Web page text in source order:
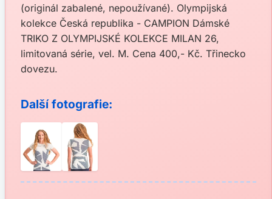
(originál zabalené, nepoužívané). Olympijská
kolekce Česká republika - CAMPION Dámské
TRIKO Z OLYMPIJSKÉ KOLEKCE MILAN 26,
limitovaná série, vel. M. Cena 400,- Kč. Třinecko
dovezu.
Další fotografie: